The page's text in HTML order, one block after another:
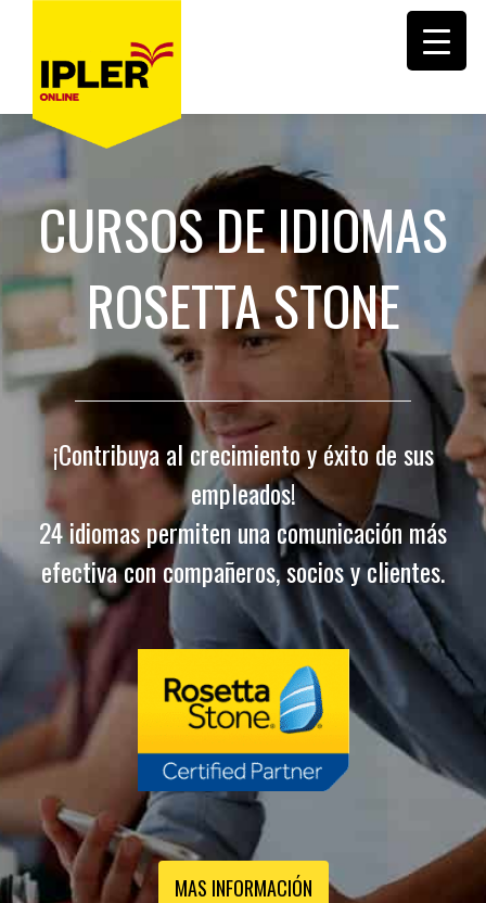
CURSOS DE IDIOMAS
ROSETTA STONE
¡Contribuya al crecimiento y éxito de sus
empleados!
24 idiomas permiten una comunicación más
efectiva con compañeros, socios y clientes.
MAS INFORMACIÓN